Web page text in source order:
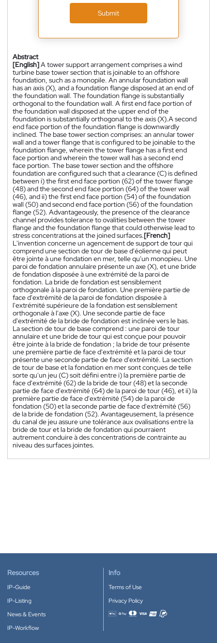
Submit
Abstract
[English]A tower support arrangement comprises a wind
turbine base tower section that is joinable to an offshore
foundation, such as a monopile. An annular foundation wall
has an axis (X), and a foundation flange disposed at an end of
the foundation wall. The foundation flange is substantially
orthogonal to the foundation wall. A first end face portion of
the foundation wall disposed at the upper end of the
foundation is substantially orthogonal to the axis (X).A second
end face portion of the foundation flange is downwardly
inclined. The base tower section comprises: an annular tower
wall and a tower flange that is configured to be joinable to the
foundation flange, wherein the tower flange has a first end
face portion and wherein the tower wall has a second end
face portion. The base tower section and the offshore
foundation are configured such that a clearance (C) is defined
between i) the first end face portion (62) of the tower flange
(48) and the second end face portion (64) of the tower wall
(46), and ii) the first end face portion (54) of the foundation
wall (50) and second end face portion (56) of the foundation
flange (52). Advantageously, the presence of the clearance
channel provides tolerance to ovalities between the tower
flange and the foundation flange that could otherwise lead to
stress concentrations at the joined surfaces.[French]
L'invention concerne un agencement de support de tour qui
comprend une section de tour de base d'éolienne qui peut
être jointe à une fondation en mer, telle qu'un monopieu. Une
paroi de fondation annulaire présente un axe (X), et une bride
de fondation disposée à une extrémité de la paroi de
fondation. La bride de fondation est sensiblement
orthogonale à la paroi de fondation. Une première partie de
face d'extrémité de la paroi de fondation disposée à
l'extrémité supérieure de la fondation est sensiblement
orthogonale à l'axe (X). Une seconde partie de face
d'extrémité de la bride de fondation est inclinée vers le bas.
La section de tour de base comprend : une paroi de tour
annulaire et une bride de tour qui est conçue pour pouvoir
être jointe à la bride de fondation ; la bride de tour présente
une première partie de face d'extrémité et la paroi de tour
présente une seconde partie de face d'extrémité. La section
de tour de base et la fondation en mer sont conçues de telle
sorte qu'un jeu (C) soit défini entre i) la première partie de
face d'extrémité (62) de la bride de tour (48) et la seconde
partie de face d'extrémité (64) de la paroi de tour (46), et ii) la
première partie de face d'extrémité (54) de la paroi de
fondation (50) et la seconde partie de face d'extrémité (56)
de la bride de fondation (52). Avantageusement, la présence
du canal de jeu assure une tolérance aux ovalisations entre la
bride de tour et la bride de fondation qui pourraient
autrement conduire à des concentrations de contrainte au
niveau des surfaces jointes.
Resources
IP-Guide
IP-Listing
News & Events
IP-Workflow
Info
Terms of Use
Privacy Policy
Accepted payment methods